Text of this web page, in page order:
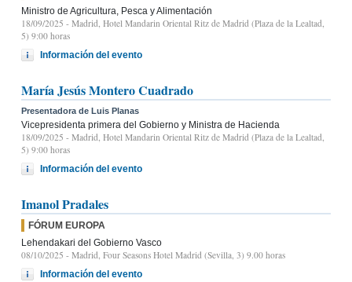
Ministro de Agricultura, Pesca y Alimentación
18/09/2025 - Madrid, Hotel Mandarin Oriental Ritz de Madrid (Plaza de la Lealtad,
5) 9:00 horas
Información del evento
María Jesús Montero Cuadrado
Presentadora de Luis Planas
Vicepresidenta primera del Gobierno y Ministra de Hacienda
18/09/2025 - Madrid, Hotel Mandarin Oriental Ritz de Madrid (Plaza de la Lealtad,
5) 9:00 horas
Información del evento
Imanol Pradales
FÓRUM EUROPA
Lehendakari del Gobierno Vasco
08/10/2025 - Madrid, Four Seasons Hotel Madrid (Sevilla, 3) 9.00 horas
Información del evento